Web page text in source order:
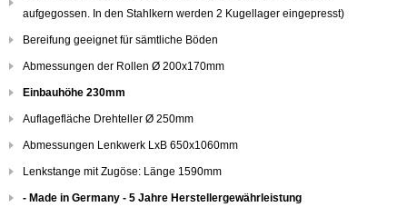
aufgegossen. In den Stahlkern werden 2 Kugellager eingepresst)
Bereifung geeignet für sämtliche Böden
Abmessungen der Rollen Ø 200x170mm
Einbauhöhe 230mm
Auflagefläche Drehteller Ø 250mm
Abmessungen Lenkwerk LxB 650x1060mm
Lenkstange mit Zugöse: Länge 1590mm
- Made in Germany - 5 Jahre Herstellergewährleistung